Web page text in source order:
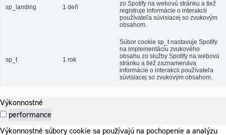
sp_landing 1 deň
zo Spotify na webovú stránku a tiež
registruje informácie o interakcii
používateľa súvisiacej so zvukovým
obsahom.
sp_t 1 rok
Súbor cookie sp_t nastavuje Spotify
na implementáciu zvukového
obsahu zo služby Spotify na webovú
stránku a tiež zaznamenáva
informácie o interakcii používateľa
súvisiacej so zvukovým obsahom.
Výkonnostné
performance
Výkonnostné súbory cookie sa používajú na pochopenie a analýzu